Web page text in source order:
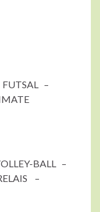
–
BALL –
–